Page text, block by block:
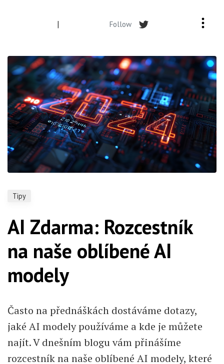
| Follow
Tipy
AI Zdarma: Rozcestník
na naše oblíbené AI
modely
Často na přednáškách dostáváme dotazy,
jaké AI modely používáme a kde je můžete
najít. V dnešním blogu vám přinášíme
rozcestník na naše oblíbené AI modely, které